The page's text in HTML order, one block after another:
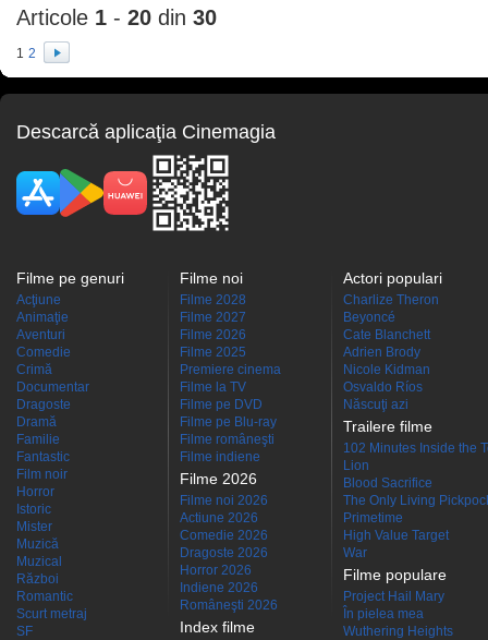
Articole 1 - 20 din 30
1 2
Descarcă aplicaţia Cinemagia
Filme pe genuri
Acţiune
Animaţie
Aventuri
Comedie
Crimă
Documentar
Dragoste
Dramă
Familie
Fantastic
Film noir
Horror
Istoric
Mister
Muzică
Muzical
Război
Romantic
Scurt metraj
SF
Filme noi
Filme 2028
Filme 2027
Filme 2026
Filme 2025
Premiere cinema
Filme la TV
Filme pe DVD
Filme pe Blu-ray
Filme româneşti
Filme indiene
Filme 2026
Filme noi 2026
Actiune 2026
Comedie 2026
Dragoste 2026
Horror 2026
Indiene 2026
Româneşti 2026
Index filme
Actori populari
Charlize Theron
Beyoncé
Cate Blanchett
Adrien Brody
Nicole Kidman
Osvaldo Ríos
Născuţi azi
Trailere filme
102 Minutes Inside the
Lion
Blood Sacrifice
The Only Living
Primetime
High Value Target
War
Filme populare
Project Hail Mary
În pielea mea
Wuthering Heights